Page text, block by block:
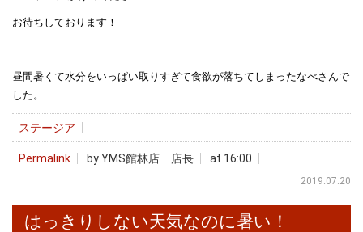
お待ちしております！
昼間暑くて水分をいっぱい取りすぎて食欲が落ちてしまったなべさんで
した。
ステージア
Permalink by YMS館林店 店長 at 16:00
2019.07.20
はっきりしない天気なのに暑い！